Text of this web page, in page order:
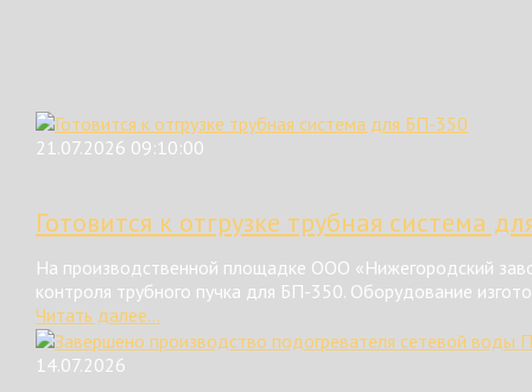
21.07.2026 09:10:00
Готовится к отгрузке трубная система
На производственной площадке ООО «Нижегородский
контроля трубного пучка для БП-350. Оборудование
Читать далее...
14.07.2026